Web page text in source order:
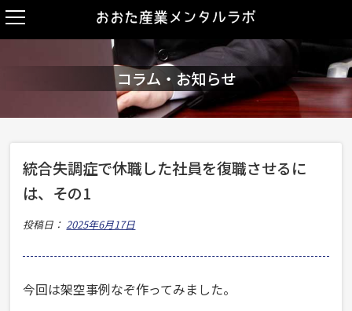
コラム・お知らせ
統合失調症で休職した社員を復職させるに
は、その1
投稿日：2025年6月17日
今回は架空事例なぞ作ってみました。